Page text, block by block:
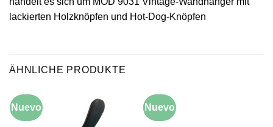
lackierten Holzknöpfen und Hot-Dog-Knöpfen
ÄHNLICHE PRODUKTE
Nuevo -10%
Nuevo